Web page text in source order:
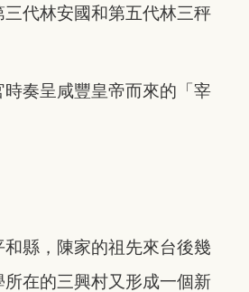
代林安國和第五代林三秤
奏呈咸豐皇帝而來的「宰
縣，陳家的祖先來台後幾
在的三興村又形成一個新